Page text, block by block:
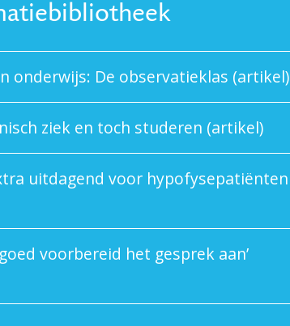
onderwijs: De observatieklas (artikel)
ziek en toch studeren (artikel)
uitdagend voor hypofysepatiënten
voorbereid het gesprek aan’